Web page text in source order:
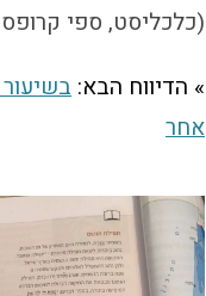
(כלכליסט, ספי
» הדיווח הבא:
אחר